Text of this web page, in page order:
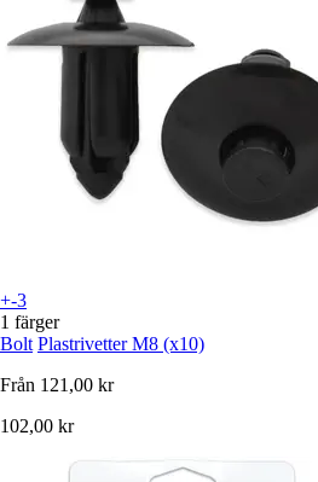
+-3
1 färger
Bolt Plastrivetter M8 (x10)
Från 121,00 kr
102,00 kr